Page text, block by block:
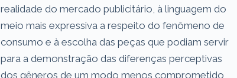
realidade do mercado publicitário, à linguagem do
meio mais expressiva a respeito do fenômeno de
consumo e à escolha das peças que podiam servir
para a demonstração das diferenças perceptivas
dos gêneros de um modo menos comprometido